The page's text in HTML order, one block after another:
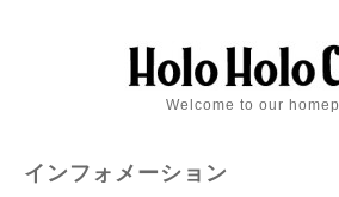
Welcome to our
インフォメーション